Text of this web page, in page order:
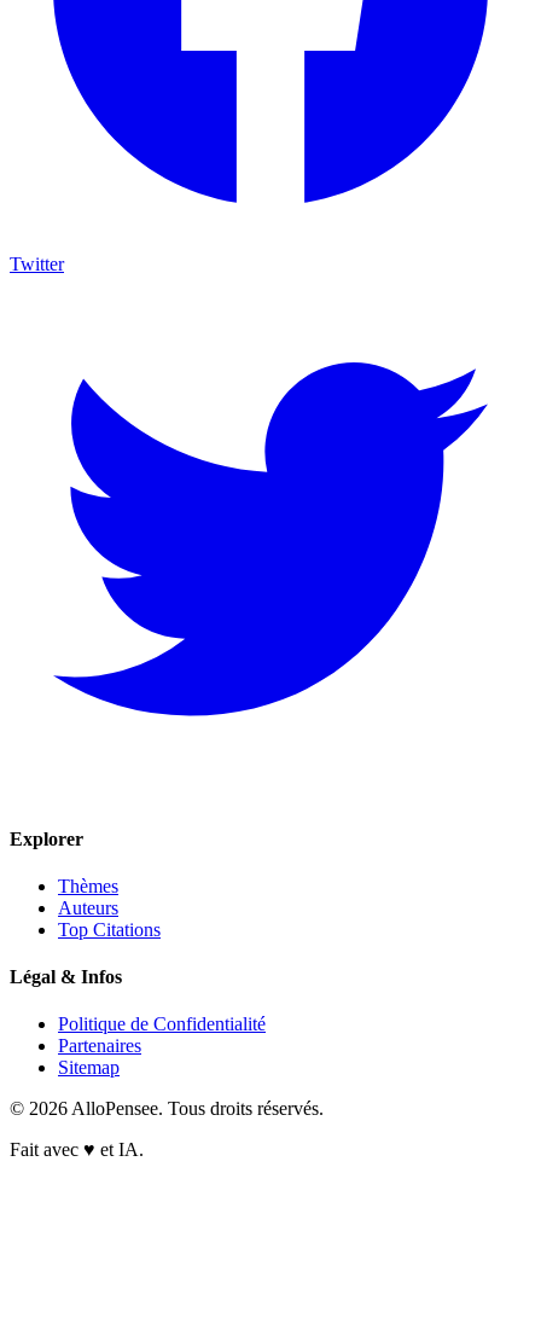
Twitter
Explorer
Thèmes
Auteurs
Top Citations
Légal & Infos
Politique de Confidentialité
Partenaires
Sitemap
© 2026 AlloPensee. Tous droits réservés.
Fait avec ♥ et IA.